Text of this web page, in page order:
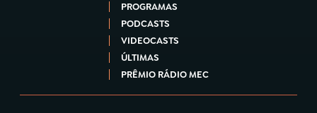
PROGRAMAS
PODCASTS
VIDEOCASTS
ÚLTIMAS
PRÊMIO RÁDIO MEC